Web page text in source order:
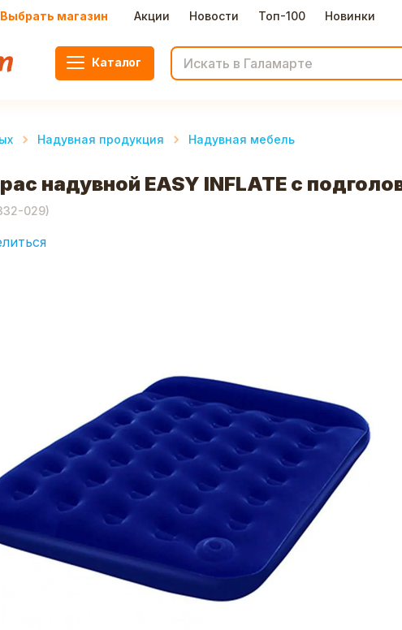
Выбрать магазин Акции Новости Топ-100 Новинки
Каталог
Надувная продукция Надувная мебель
надувной EASY INFLATE с
029)